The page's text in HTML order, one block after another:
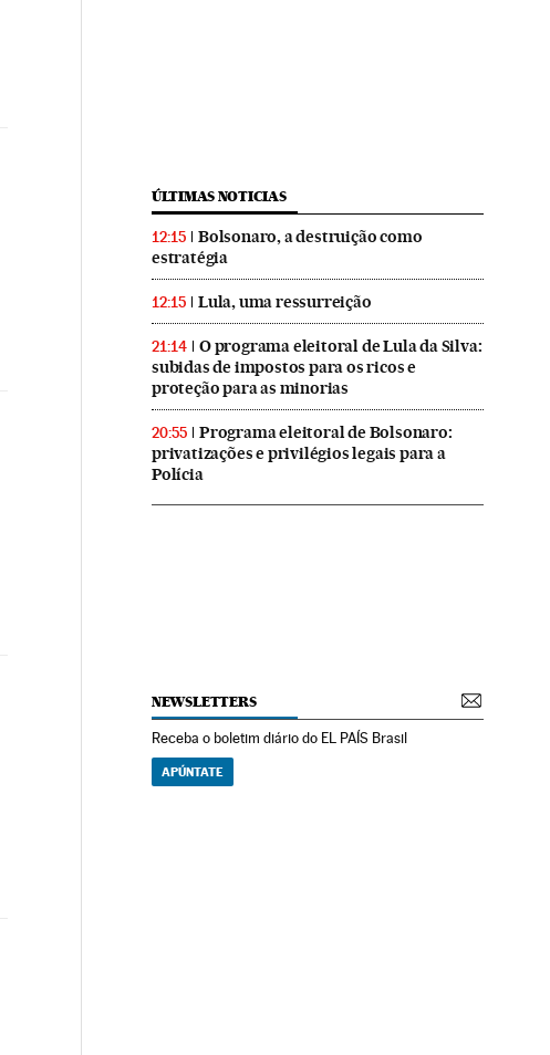
ÚLTIMAS NOTICIAS
12:15
Bolsonaro, a destruição como
estratégia
12:15 Lula, uma ressurreição
21:14
O programa eleitoral de Lula da Silva:
subidas de impostos para os ricos e
proteção para as minorias
20:55
Programa eleitoral de Bolsonaro:
privatizações e privilégios legais para a
Polícia
NEWSLETTERS
Receba o boletim diário do EL PAÍS Brasil
APÚNTATE